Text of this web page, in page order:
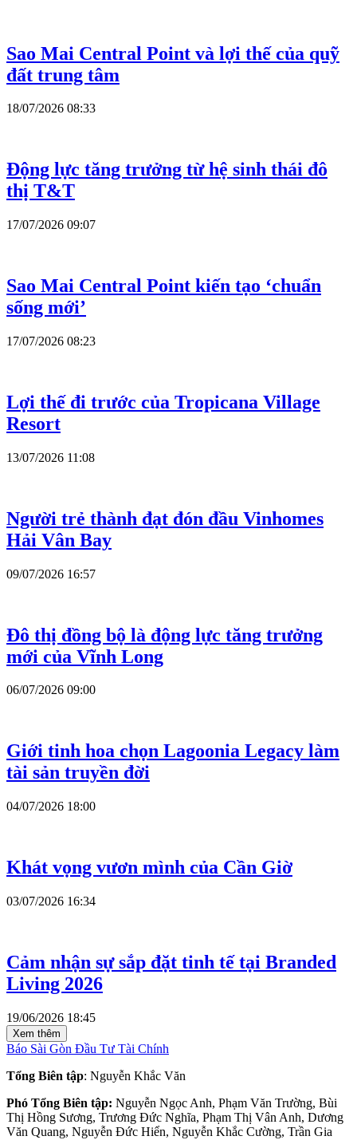
Sao Mai Central Point và lợi thế của quỹ
đất trung tâm
18/07/2026 08:33
Động lực tăng trưởng từ hệ sinh thái đô
thị T&T
17/07/2026 09:07
Sao Mai Central Point kiến tạo ‘chuẩn
sống mới’
17/07/2026 08:23
Lợi thế đi trước của Tropicana Village
Resort
13/07/2026 11:08
Người trẻ thành đạt đón đầu Vinhomes
Hải Vân Bay
09/07/2026 16:57
Đô thị đồng bộ là động lực tăng trưởng
mới của Vĩnh Long
06/07/2026 09:00
Giới tinh hoa chọn Lagoonia Legacy làm
tài sản truyền đời
04/07/2026 18:00
Khát vọng vươn mình của Cần Giờ
03/07/2026 16:34
Cảm nhận sự sắp đặt tinh tế tại Branded
Living 2026
19/06/2026 18:45
Xem thêm
Báo Sài Gòn Đầu Tư Tài Chính
Tổng Biên tập: Nguyễn Khắc Văn
Phó Tổng Biên tập: Nguyễn Ngọc Anh, Phạm Văn Trường, Bùi
Thị Hồng Sương, Trương Đức Nghĩa, Phạm Thị Vân Anh, Dương
Văn Quang, Nguyễn Đức Hiển, Nguyễn Khắc Cường, Trần Gia